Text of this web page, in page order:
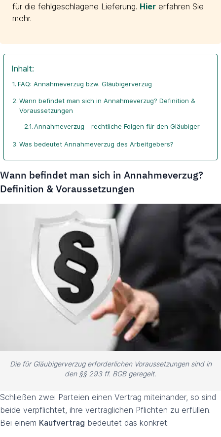
für die fehlgeschlagene Lieferung. Hier erfahren Sie
mehr.
Inhalt:
FAQ: Annahmeverzug bzw. Gläubigerverzug
Wann befindet man sich in Annahmeverzug? Definition &
Voraussetzungen
Annahmeverzug – rechtliche Folgen für den Gläubiger
Was bedeutet Annahmeverzug des Arbeitgebers?
Wann befindet man sich in Annahmeverzug?
Definition & Voraussetzungen
Die für Gläubigerverzug erforderlichen Voraussetzungen sind in
den §§ 293 ff. BGB geregelt.
Schließen zwei Parteien einen Vertrag miteinander, so sind
beide verpflichtet, ihre vertraglichen Pflichten zu erfüllen.
Bei einem Kaufvertrag bedeutet das konkret: